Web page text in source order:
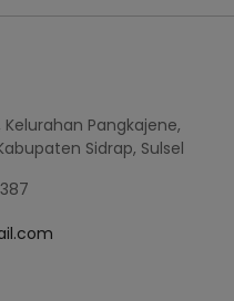
Kelurahan Pangkajene,
Sidrap, Sulsel